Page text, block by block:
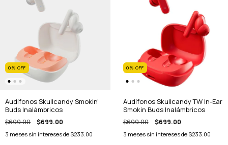
0% OFF
Audífonos Skullcandy Smokin'
Buds Inalámbricos
$699.00 $699.00
3 meses sin intereses de $233.00
0% OFF
Audífonos Skullcandy TW In-Ear
Smokin Buds Inalámbricos
$699.00 $699.00
3 meses sin intereses de $233.00